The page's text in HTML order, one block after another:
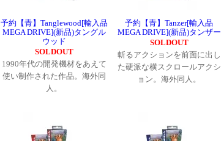
予約【青】Tanglewood[輸入品
MEGA DRIVE](新品)タングル
ウッド
SOLDOUT
1990年代の開発機材をあえて
使い制作された作品。海外同
人。
予約【青】Tanzer[輸入品
MEGA DRIVE](新品)タンザー
SOLDOUT
斬るアクションを前面に出し
た硬派な横スクロールアクシ
ョン。海外同人。